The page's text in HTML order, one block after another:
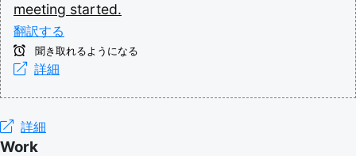
meeting started.
翻訳する
聞き取れるようになる
詳細
詳細
Work